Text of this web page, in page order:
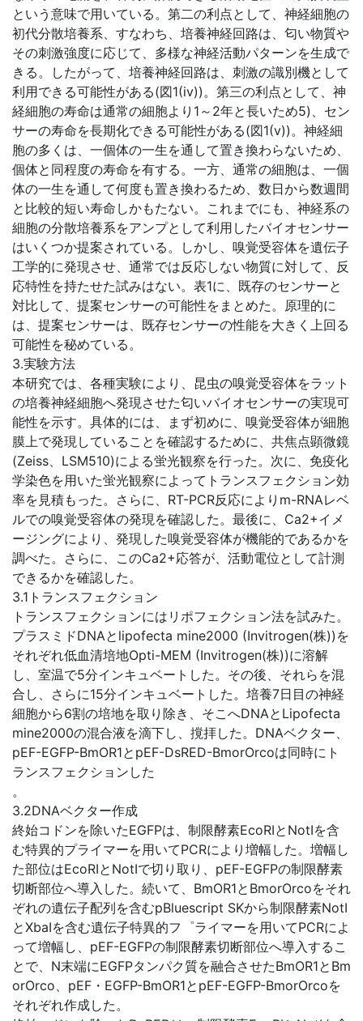
という意味で用いている。第二の利点として、神経細胞の
初代分散培養系、すなわち、培養神経回路は、匂い物質や
その刺激強度に応じて、多様な神経活動パターンを生成で
きる。したがって、培養神経回路は、刺激の識別機として
利用できる可能性がある(図1(iv))。第三の利点として、神
経細胞の寿命は通常の細胞より1～2年と長いため5)、セン
サーの寿命を長期化できる可能性がある(図1(v))。神経細
胞の多くは、一個体の一生を通して置き換わらないため、
個体と同程度の寿命を有する。一方、通常の細胞は、一個
体の一生を通して何度も置き換わるため、数日から数週間
と比較的短い寿命しかもたない。これまでにも、神経系の
細胞の分散培養系をアンプとして利用したバイオセンサー
はいくつか提案されている。しかし、嗅覚受容体を遺伝子
工学的に発現させ、通常では反応しない物質に対して、反
応特性を持たせた試みはない。表1に、既存のセンサーと
対比して、提案センサーの可能性をまとめた。原理的に
は、提案センサーは、既存センサーの性能を大きく上回る
可能性を秘めている。
3.実験方法
本研究では、各種実験により、昆虫の嗅覚受容体をラット
の培養神経細胞へ発現させた匂いバイオセンサーの実現可
能性を示す。具体的には、まず初めに、嗅覚受容体が細胞
膜上で発現していることを確認するために、共焦点顕微鏡
(Zeiss、LSM510)による蛍光観察を行った。次に、免疫化
学染色を用いた蛍光観察によってトランスフェクション効
率を見積もった。さらに、RT-PCR反応によりm-RNAレベ
ルでの嗅覚受容体の発現を確認した。最後に、Ca2+イメ
ージングにより、発現した嗅覚受容体が機能的であるかを
調べた。さらに、このCa2+応答が、活動電位として計測
できるかを確認した。
3.1トランスフェクション
トランスフェクションにはリポフェクション法を試みた。
プラスミドDNAとlipofecta mine2000 (Invitrogen(株))を
それぞれ低血清培地Opti-MEM (Invitrogen(株))に溶解
し、室温で5分インキュベートした。その後、それらを混
合し、さらに15分インキュベートした。培養7日目の神経
細胞から6割の培地を取り除き、そこへDNAとLipofecta
mine2000の混合液を滴下し、撹拝した。DNAベクター、
pEF-EGFP-BmOR1とpEF-DsRED-BmorOrcoは同時にト
ランスフェクションした
。
3.2DNAベクター作成
終始コドンを除いたEGFPは、制限酵素EcoRIとNotIを含
む特異的プライマーを用いてPCRにより増幅した。増幅し
た部位はEcoRIとNotIで切り取り、pEF-EGFPの制限酵素
切断部位へ導入した。続いて、BmOR1とBmorOrcoをそれ
ぞれの遺伝子配列を含むpBluescript SKから制限酵素NotI
とXbaIを含む遺伝子特異的フ゜ライマーを用いてPCRによ
って増幅し、pEF-EGFPの制限酵素切断部位へ導入するこ
とで、N末端にEGFPタンパク質を融合させたBmOR1とBm
orOrco、pEF・EGFP-BmOR1とpEF-EGFP-BmorOrcoを
それぞれ作成した。